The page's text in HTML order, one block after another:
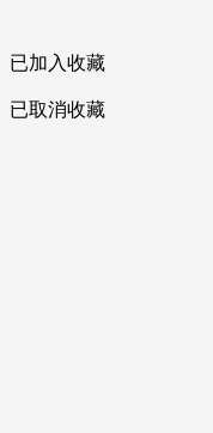
已加入收藏
已取消收藏